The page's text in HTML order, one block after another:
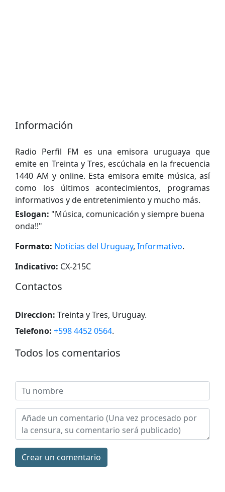
Información
Radio Perfil FM es una emisora uruguaya que
emite en Treinta y Tres, escúchala en la frecuencia
1440 AM y online. Esta emisora emite música, así
como los últimos acontecimientos, programas
informativos y de entretenimiento y mucho más.
Eslogan: "Música, comunicación y siempre buena
onda!!"
Formato: Noticias del Uruguay, Informativo.
Indicativo: CX-215C
Сontactos
Direccion: Treinta y Tres, Uruguay.
Telefono: +598 4452 0564.
Todos los comentarios
Сrear un comentario